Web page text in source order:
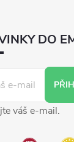
DO
váš e-mail.